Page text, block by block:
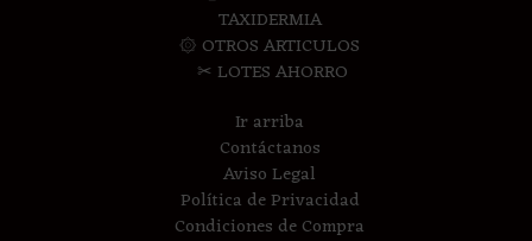
TAXIDERMIA
۞ OTROS ARTICULOS
✂ LOTES AHORRO
Ir arriba
Contáctanos
Aviso Legal
Política de Privacidad
Condiciones de Compra